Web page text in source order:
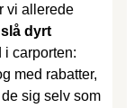
vi allerede
dyrt
i carporten:
med rabatter,
sig selv som